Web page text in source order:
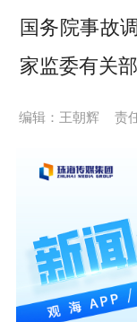
国务院事故
家监委有关
编辑：王朝辉 责